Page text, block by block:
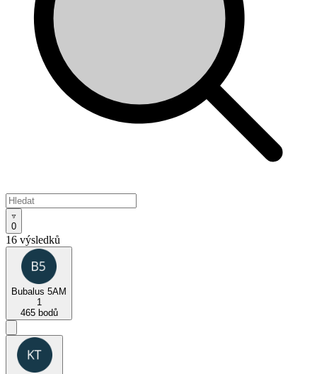
0
16 výsledků
Bubalus 5AM
1
465 bodů